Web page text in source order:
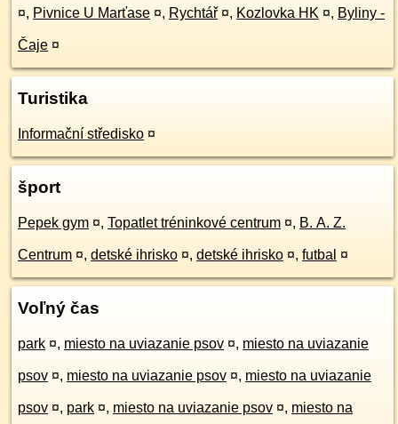
¤, Pivnice U Marťase ¤, Rychtář ¤, Kozlovka HK ¤, Byliny -
Čaje ¤
Turistika
Informační středisko ¤
šport
Pepek gym ¤, Topatlet tréninkové centrum ¤, B. A. Z.
Centrum ¤, detské ihrisko ¤, detské ihrisko ¤, futbal ¤
Voľný čas
park ¤, miesto na uviazanie psov ¤, miesto na uviazanie
psov ¤, miesto na uviazanie psov ¤, miesto na uviazanie
psov ¤, park ¤, miesto na uviazanie psov ¤, miesto na